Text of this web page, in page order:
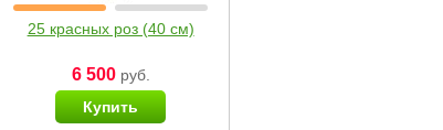
25 красных роз (40 см)
6 500руб.
Купить